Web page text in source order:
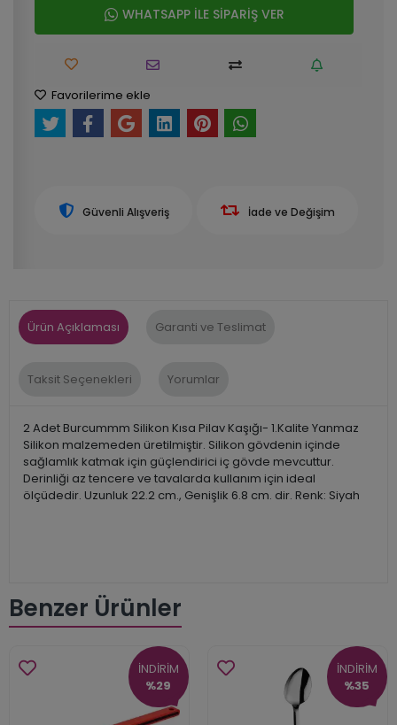
WHATSAPP İLE SİPARİŞ VER
Favorilerime ekle
Güvenli Alışveriş İade ve Değişim
Ürün Açıklaması Garanti ve Teslimat
Taksit Seçenekleri Yorumlar
2 Adet Burcummm Silikon Kısa Pilav Kaşığı- 1.Kalite Yanmaz
Silikon malzemeden üretilmiştir. Silikon gövdenin içinde
sağlamlık katmak için güçlendirici iç gövde mevcuttur.
Derinliği az tencere ve tavalarda kullanım için ideal
ölçüdedir. Uzunluk 22.2 cm., Genişlik 6.8 cm. dir. Renk: Siyah
Benzer Ürünler
İNDİRİM
%29
İNDİRİM
%35